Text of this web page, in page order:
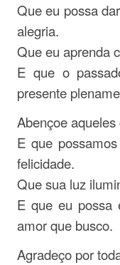
Que eu possa
alegria.
Que eu aprenda
E que o
presente
Abençoe
E que
felicidade.
Que sua luz
E que eu possa
amor que busco.
Agradeço por